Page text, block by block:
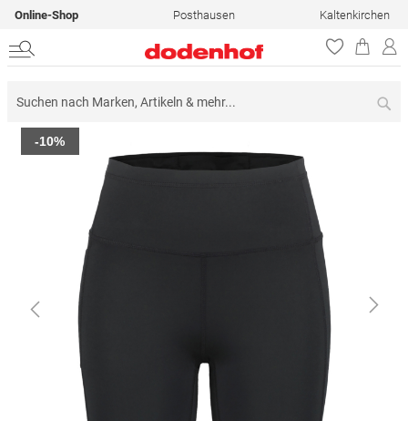
Online-Shop Posthausen Kaltenkirchen
Zum
Ende
-10%